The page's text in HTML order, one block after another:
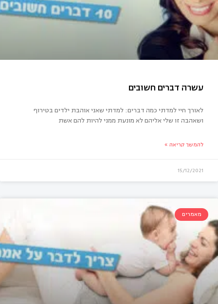
דברים חשובים
לאורך חיי למדתי כמה דברים: למדתי שאני אוהבת ילדים בטירוף
ושאהבה זו שלי אליהם לא מונעת ממני להיות להם אשת
להמשך קריאה »
15/12/2021
מאמרים